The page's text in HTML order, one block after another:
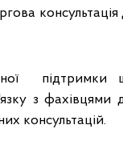
консультація
підтримки
з
консультацій.